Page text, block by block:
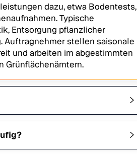
dazu, etwa Bodentests,
Typische
Entsorgung pflanzlicher
Auftragnehmer stellen saisonale
und arbeiten im abgestimmten
Grünflächenämtern.